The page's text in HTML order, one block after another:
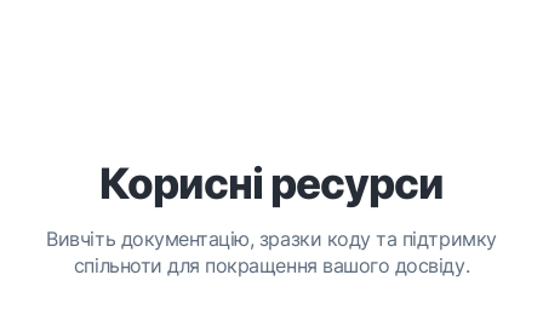
Корисні ресурси
Вивчіть документацію, зразки коду та підтримку
спільноти для покращення вашого досвіду.